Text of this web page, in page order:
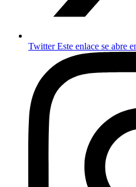
TwitterEste enlace se abre